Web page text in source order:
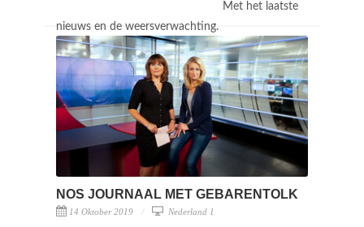
Met het laatste
nieuws en de weersverwachting.
NOS JOURNAAL MET GEBARENTOLK
14 Oktober 2019 Nederland 1